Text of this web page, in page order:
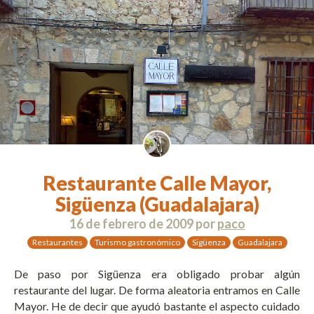
Restaurante Calle Mayor,
Sigüenza (Guadalajara)
16 de febrero de 2009porpaco
Restaurantes Turismo gastronómico Sigüenza Guadalajara
De paso por Sigüenza era obligado probar algún
restaurante del lugar. De forma aleatoria entramos en Calle
Mayor. He de decir que ayudó bastante el aspecto cuidado